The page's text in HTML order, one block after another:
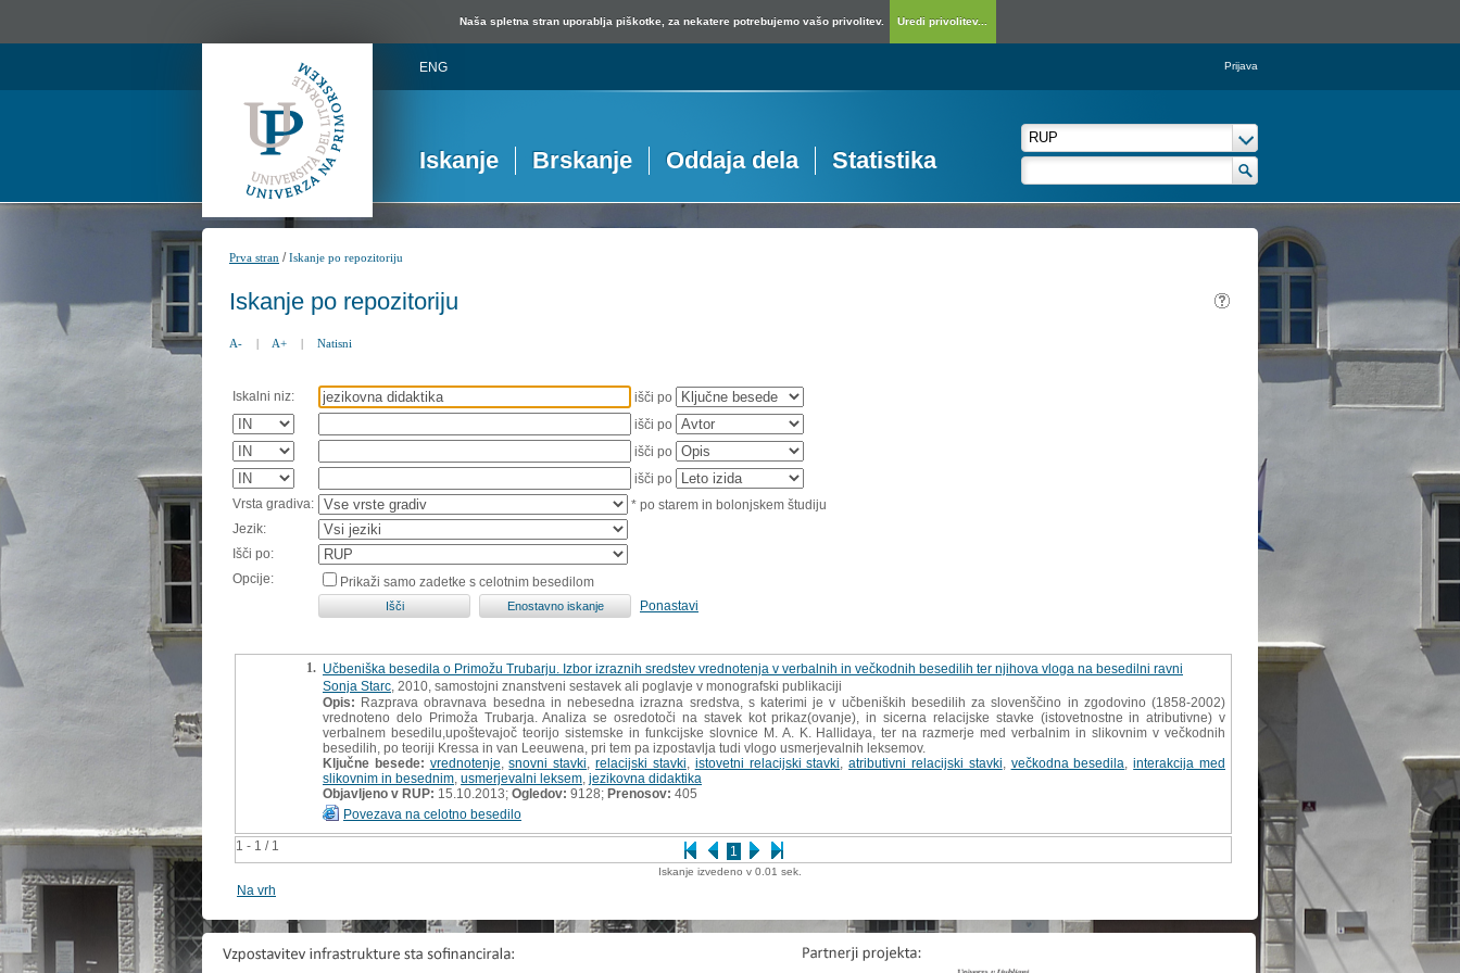
Naša spletna stran uporablja piškotke, za nekatere potrebujemo vašo privolitev. Uredi privolitev...
ENG Prijava
Iskanje Brskanje Oddaja dela Statistika
Prva stran /Iskanje po repozitoriju
Iskanje po repozitoriju
A- | A+ | Natisni
Iskalni niz:
išči po
išči po
išči po
išči po
Vrsta gradiva:
* po starem in bolonjskem študiju
Jezik:
Išči po:
Opcije:
Prikaži samo zadetke s celotnim besedilom
Ponastavi
1 - 1 / 1 1
1. Učbeniška besedila o Primožu Trubarju. Izbor izraznih sredstev vrednotenja v verbalnih in večkodnih besedilih ter njihova vloga na besedilni ravni
Sonja Starc , 2010, samostojni znanstveni sestavek ali poglavje v monografski publikaciji
Opis: Razprava obravnava besedna in nebesedna izrazna sredstva, s katerimi je v učbeniških besedilih za slovenščino in zgodovino (1858-2002)
vrednoteno delo Primoža Trubarja. Analiza se osredotoči na stavek kot prikaz(ovanje), in sicerna relacijske stavke (istovetnostne in atributivne) v
verbalnem besedilu,upoštevajoč teorijo sistemske in funkcijske slovnice M. A. K. Hallidaya, ter na razmerje med verbalnim in slikovnim v večkodnih
besedilih, po teoriji Kressa in van Leeuwena, pri tem pa izpostavlja tudi vlogo usmerjevalnih leksemov.
Ključne besede: vrednotenje ,snovni stavki ,relacijski stavki istovetni relacijski stavki ,atributivni relacijski stavki večkodna besedila ,interakcija med
slikovnim in besednim usmerjevalni leksem jezikovna didaktika
Objavljeno v RUP: 15.10.2013; Ogledov: 9128; Prenosov: 405
Povezava na celotno besedilo
Iskanje izvedeno v 0.01 sek.
Na vrh